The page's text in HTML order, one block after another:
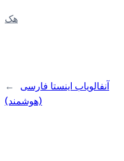
هک
←
آنفالویاب اینستا فارسی
(هوشمند)